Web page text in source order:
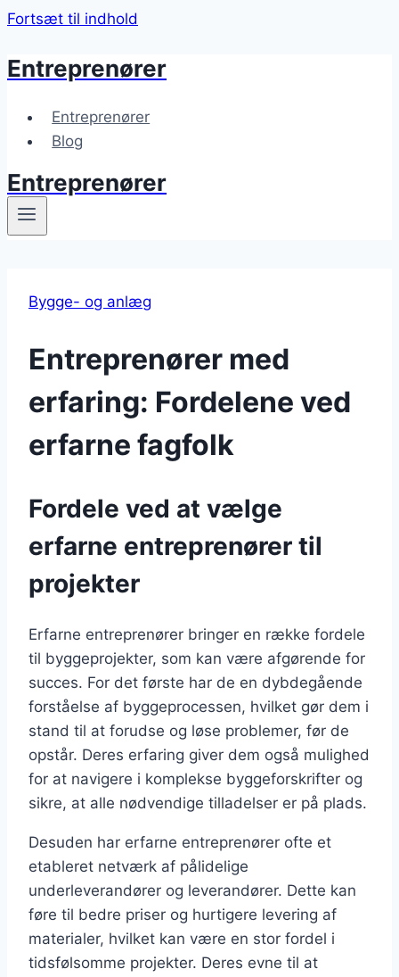
Fortsæt til indhold
Entreprenører
Entreprenører
Blog
Entreprenører
Bygge- og anlæg
Entreprenører med
erfaring: Fordelene ved
erfarne fagfolk
Fordele ved at vælge
erfarne entreprenører til
projekter
Erfarne entreprenører bringer en række fordele
til byggeprojekter, som kan være afgørende for
succes. For det første har de en dybdegående
forståelse af byggeprocessen, hvilket gør dem i
stand til at forudse og løse problemer, før de
opstår. Deres erfaring giver dem også mulighed
for at navigere i komplekse byggeforskrifter og
sikre, at alle nødvendige tilladelser er på plads.
Desuden har erfarne entreprenører ofte et
etableret netværk af pålidelige
underleverandører og leverandører. Dette kan
føre til bedre priser og hurtigere levering af
materialer, hvilket kan være en stor fordel i
tidsfølsomme projekter. Deres evne til at